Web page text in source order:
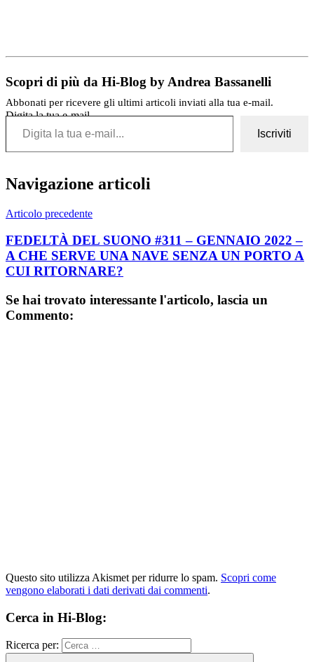
Scopri di più da Hi-Blog by Andrea Bassanelli
Abbonati per ricevere gli ultimi articoli inviati alla tua e-mail.
Digita la tua e-mail...
Iscriviti
Navigazione articoli
Articolo precedente
FEDELTÀ DEL SUONO #311 – GENNAIO 2022 –
A CHE SERVE UNA NAVE SENZA UN PORTO A
CUI RITORNARE?
Se hai trovato interessante l'articolo, lascia un
Commento:
Questo sito utilizza Akismet per ridurre lo spam. Scopri come
vengono elaborati i dati derivati dai commenti.
Cerca in Hi-Blog:
Ricerca per: